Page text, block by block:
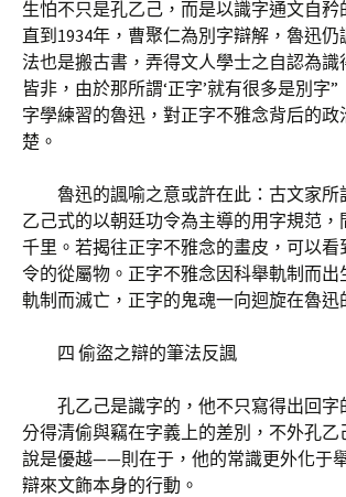
生怕不只是孔乙己，而是以識字通文自矜
直到1934年，曹聚仁為別字辯解，魯迅仍
法也是搬古書，弄得文人學士之自認為識
皆非，由於那所謂‘正字’就有很多是別字
字學練習的魯迅，對正字不雅念背后的政
楚。
魯迅的諷喻之意或許在此：古文家所
乙己式的以朝廷功令為主導的用字規范，
千里。若揭往正字不雅念的畫皮，可以看
令的從屬物。正字不雅念因科舉軌制而出
軌制而滅亡，正字的鬼魂一向迴旋在魯迅
四 偷盜之辯的筆法反諷
孔乙己是識字的，他不只寫得出回字
分得清偷與竊在字義上的差別，不外孔
說是優越——則在于，他的常識更外化于
辯來文飾本身的行動。